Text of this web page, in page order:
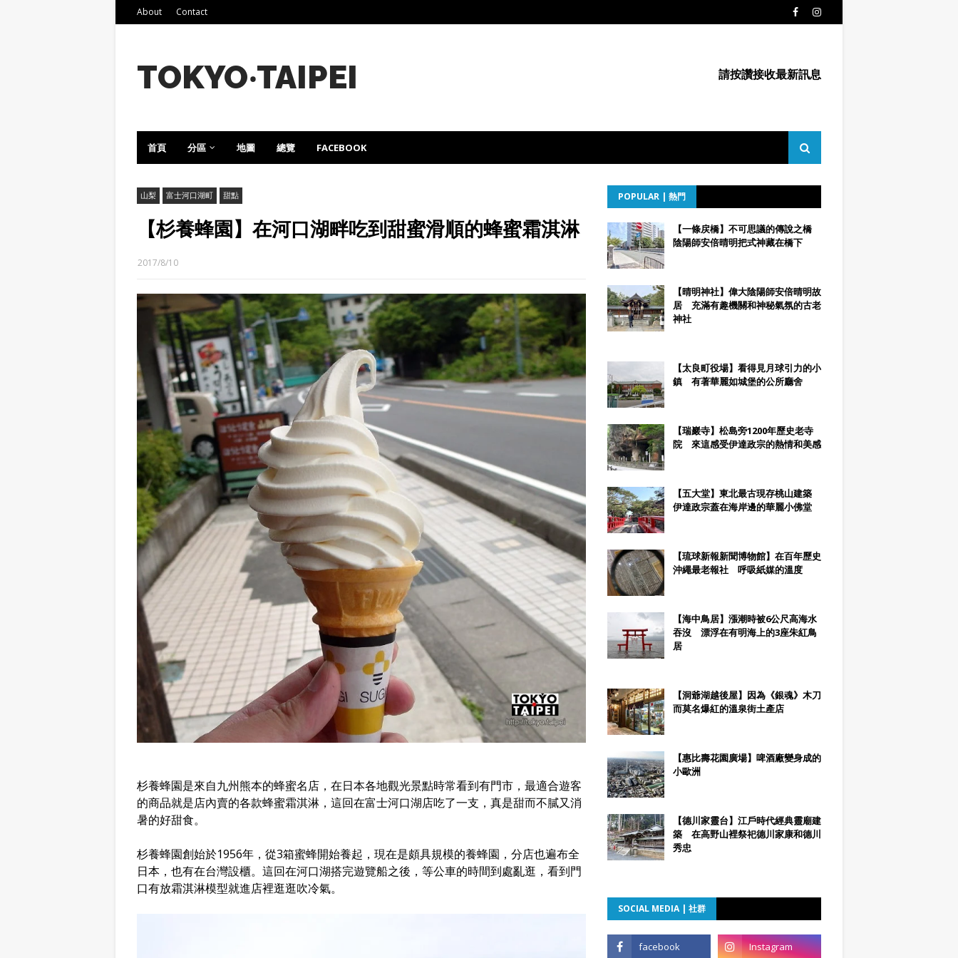
About Contact
TOKYO‧TAIPEI 請按讚接收最新訊息
首頁 分區 地圖 總覽 FACEBOOK
山梨 富士河口湖町 甜點
【杉養蜂園】在河口湖畔吃到甜蜜滑順的蜂蜜霜淇淋
2017/8/10
杉養蜂園是來自九州熊本的蜂蜜名店，在日本各地觀光景點時常看到有門市，最適合遊客
的商品就是店內賣的各款蜂蜜霜淇淋，這回在富士河口湖店吃了一支，真是甜而不膩又消
暑的好甜食。
杉養蜂園創始於1956年，從3箱蜜蜂開始養起，現在是頗具規模的養蜂園，分店也遍布全
日本，也有在台灣設櫃。這回在河口湖搭完遊覽船之後，等公車的時間到處亂逛，看到門
口有放霜淇淋模型就進店裡逛逛吹冷氣。
POPULAR | 熱門
【一條戻橋】不可思議的傳說之橋
陰陽師安倍晴明把式神藏在橋下
【晴明神社】偉大陰陽師安倍晴明故
居 充滿有趣機關和神秘氣氛的古老
神社
【太良町役場】看得見月球引力的小
鎮 有著華麗如城堡的公所廳舍
【瑞巖寺】松島旁1200年歷史老寺
院 來這感受伊達政宗的熱情和美感
【五大堂】東北最古現存桃山建築
伊達政宗蓋在海岸邊的華麗小佛堂
【琉球新報新聞博物館】在百年歷史
沖繩最老報社 呼吸紙媒的溫度
【海中鳥居】漲潮時被6公尺高海水
吞沒 漂浮在有明海上的3座朱紅鳥
居
【洞爺湖越後屋】因為《銀魂》木刀
而莫名爆紅的溫泉街土產店
【惠比壽花園廣場】啤酒廠變身成的
小歐洲
【德川家靈台】江戶時代經典靈廟建
築 在高野山裡祭祀德川家康和德川
秀忠
SOCIAL MEDIA | 社群